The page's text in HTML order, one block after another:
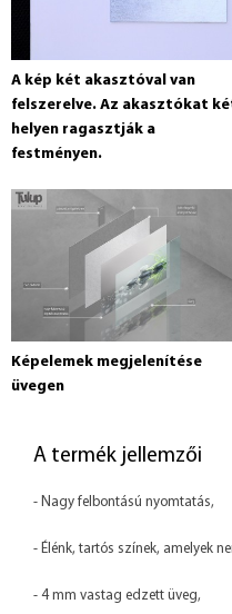
A kép két akasztóval van
felszerelve. Az akasztókat
helyen ragasztják a
festményen.
Képelemek megjelenítése
üvegen
A termék jellemzői
- Nagy felbontású nyomtatás,
- Élénk, tartós színek, amelyek
- 4 mm vastag edzett üveg,